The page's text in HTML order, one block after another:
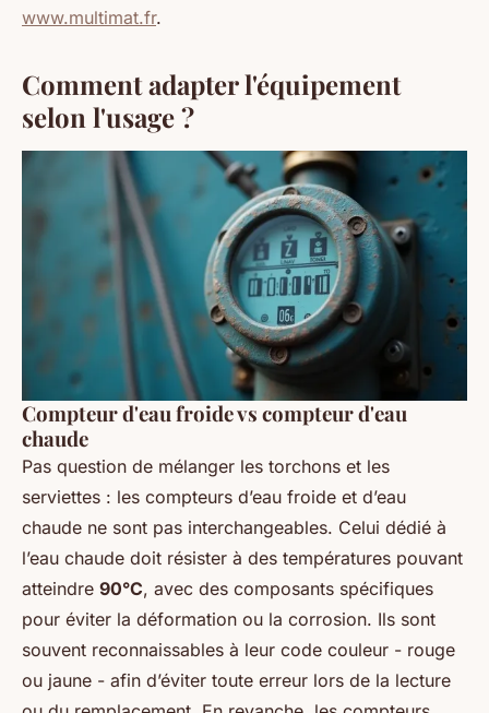
www.multimat.fr.
Comment adapter l'équipement
selon l'usage ?
Compteur d'eau froide vs compteur d'eau
chaude
Pas question de mélanger les torchons et les
serviettes : les compteurs d’eau froide et d’eau
chaude ne sont pas interchangeables. Celui dédié à
l’eau chaude doit résister à des températures pouvant
atteindre 90°C, avec des composants spécifiques
pour éviter la déformation ou la corrosion. Ils sont
souvent reconnaissables à leur code couleur - rouge
ou jaune - afin d’éviter toute erreur lors de la lecture